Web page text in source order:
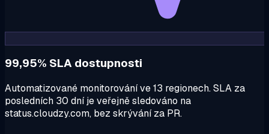
99,95% SLA dostupnosti
Automatizované monitorování ve 13 regionech. SLA za
posledních 30 dní je veřejně sledováno na
status.cloudzy.com, bez skrývání za PR.